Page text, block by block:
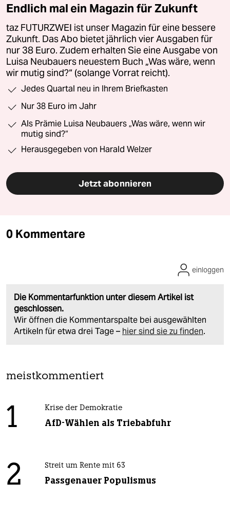
Endlich mal ein Magazin für Zukunft
taz FUTURZWEI ist unser Magazin für eine bessere
Zukunft. Das Abo bietet jährlich vier Ausgaben für
nur 38 Euro. Zudem erhalten Sie eine Ausgabe von
Luisa Neubauers neuestem Buch „Was wäre, wenn
wir mutig sind?“ (solange Vorrat reicht).
Jedes Quartal neu in Ihrem Briefkasten
Nur 38 Euro im Jahr
Als Prämie Luisa Neubauers „Was wäre, wenn wir
mutig sind?“
Herausgegeben von Harald Welzer
Jetzt abonnieren
0 Kommentare
Die Kommentarfunktion unter diesem Artikel ist
geschlossen.
Wir öffnen die Kommentarspalte bei ausgewählten
Artikeln für etwa drei Tage – hier sind sie zu finden.
einloggen
meistkommentiert
1 Krise der Demokratie
AfD-Wählen als Triebabfuhr
2 Streit um Rente mit 63
Passgenauer Populismus